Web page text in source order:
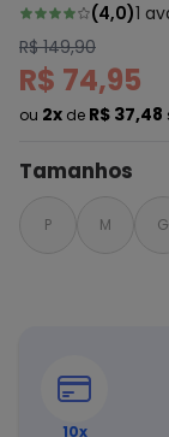
(4,0)1
R$ 149,90
R$ 74,95
ou 2x de R$ 37,48
Tamanhos
P M G
10x